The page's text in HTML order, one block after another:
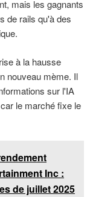
mais les gagnants
de rails qu'à des
à la hausse
nouveau mème. Il
sur l'IA
le marché fixe le
Inc :
de juillet 2025